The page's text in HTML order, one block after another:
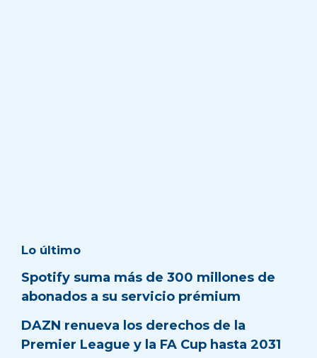
Lo último
Spotify suma más de 300 millones de
abonados a su servicio prémium
DAZN renueva los derechos de la
Premier League y la FA Cup hasta 2031